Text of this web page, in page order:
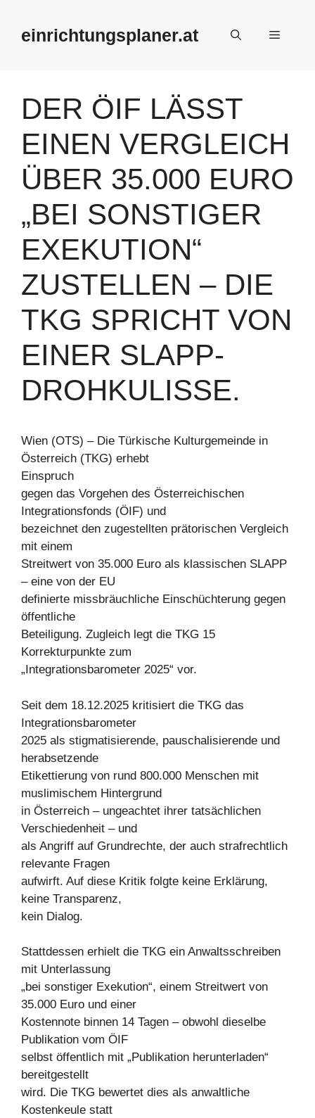
springeneinrichtungsplaner.at Menü
DER ÖIF LÄSST
EINEN VERGLEICH
ÜBER 35.000 EURO
„BEI SONSTIGER
EXEKUTION“
ZUSTELLEN – DIE
TKG SPRICHT VON
EINER SLAPP-
DROHKULISSE.
Wien (OTS) – Die Türkische Kulturgemeinde in
Österreich (TKG) erhebt
Einspruch
gegen das Vorgehen des Österreichischen
Integrationsfonds (ÖIF) und
bezeichnet den zugestellten prätorischen Vergleich
mit einem
Streitwert von 35.000 Euro als klassischen SLAPP
– eine von der EU
definierte missbräuchliche Einschüchterung gegen
öffentliche
Beteiligung. Zugleich legt die TKG 15
Korrekturpunkte zum
„Integrationsbarometer 2025“ vor.
Seit dem 18.12.2025 kritisiert die TKG das
Integrationsbarometer
2025 als stigmatisierende, pauschalisierende und
herabsetzende
Etikettierung von rund 800.000 Menschen mit
muslimischem Hintergrund
in Österreich – ungeachtet ihrer tatsächlichen
Verschiedenheit – und
als Angriff auf Grundrechte, der auch strafrechtlich
relevante Fragen
aufwirft. Auf diese Kritik folgte keine Erklärung,
keine Transparenz,
kein Dialog.
Stattdessen erhielt die TKG ein Anwaltsschreiben
mit Unterlassung
„bei sonstiger Exekution“, einem Streitwert von
35.000 Euro und einer
Kostennote binnen 14 Tagen – obwohl dieselbe
Publikation vom ÖIF
selbst öffentlich mit „Publikation herunterladen“
bereitgestellt
wird. Die TKG bewertet dies als anwaltliche
Kostenkeule statt